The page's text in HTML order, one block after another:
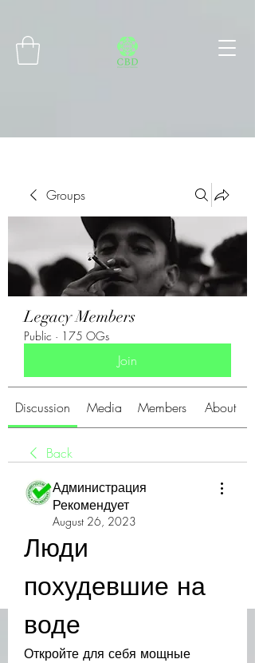
Groups
Legacy Members
Public · 175 OGs
Join
Discussion Media Members About
Back
Администрация
Рекомендует
August 26, 2023
Люди
похудевшие на
воде
Откройте для себя мощные